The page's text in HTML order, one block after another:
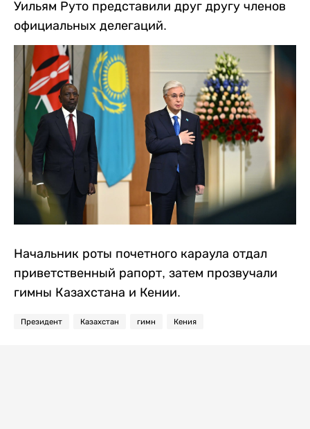
Уильям Руто представили друг другу членов
официальных делегаций.
Начальник роты почетного караула отдал
приветственный рапорт, затем прозвучали
гимны Казахстана и Кении.
Президент Казахстан гимн Кения